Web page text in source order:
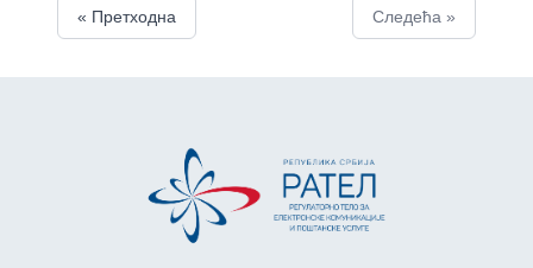
« Претходна Следећа »